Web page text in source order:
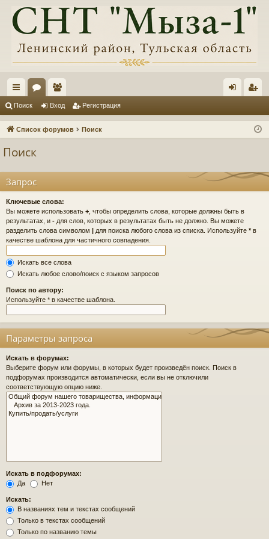
с
ы ум
ол
ьз д ис
ия
Поиск Вход Регистрация
Список форумов Поиск
Поиск
Запрос
Ключевые слова:
Вы можете использовать + , чтобы определить слова, которые должны быть в
результатах, и - для слов, которых в результатах быть не должно. Вы можете
разделить слова символом | для поиска любого слова из списка. Используйте *в
качестве шаблона для частичного совпадения.
Искать все слова
Искать любое слово/поиск с языком запросов
Поиск по автору:
Используйте * в качестве шаблона.
Параметры запроса
Искать в форумах:
Выберите форум или форумы, в которых будет произведён поиск. Поиск в
подфорумах производится автоматически, если вы не отключили
соответствующую опцию ниже.
Искать в подфорумах:
Да
Нет
Искать:
В названиях тем и текстах сообщений
Только в текстах сообщений
Только по названию темы